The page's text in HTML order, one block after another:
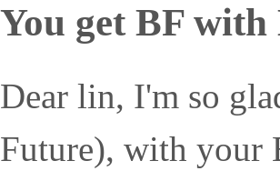
You get BF with
Dear lin, I'm so
Future), with your